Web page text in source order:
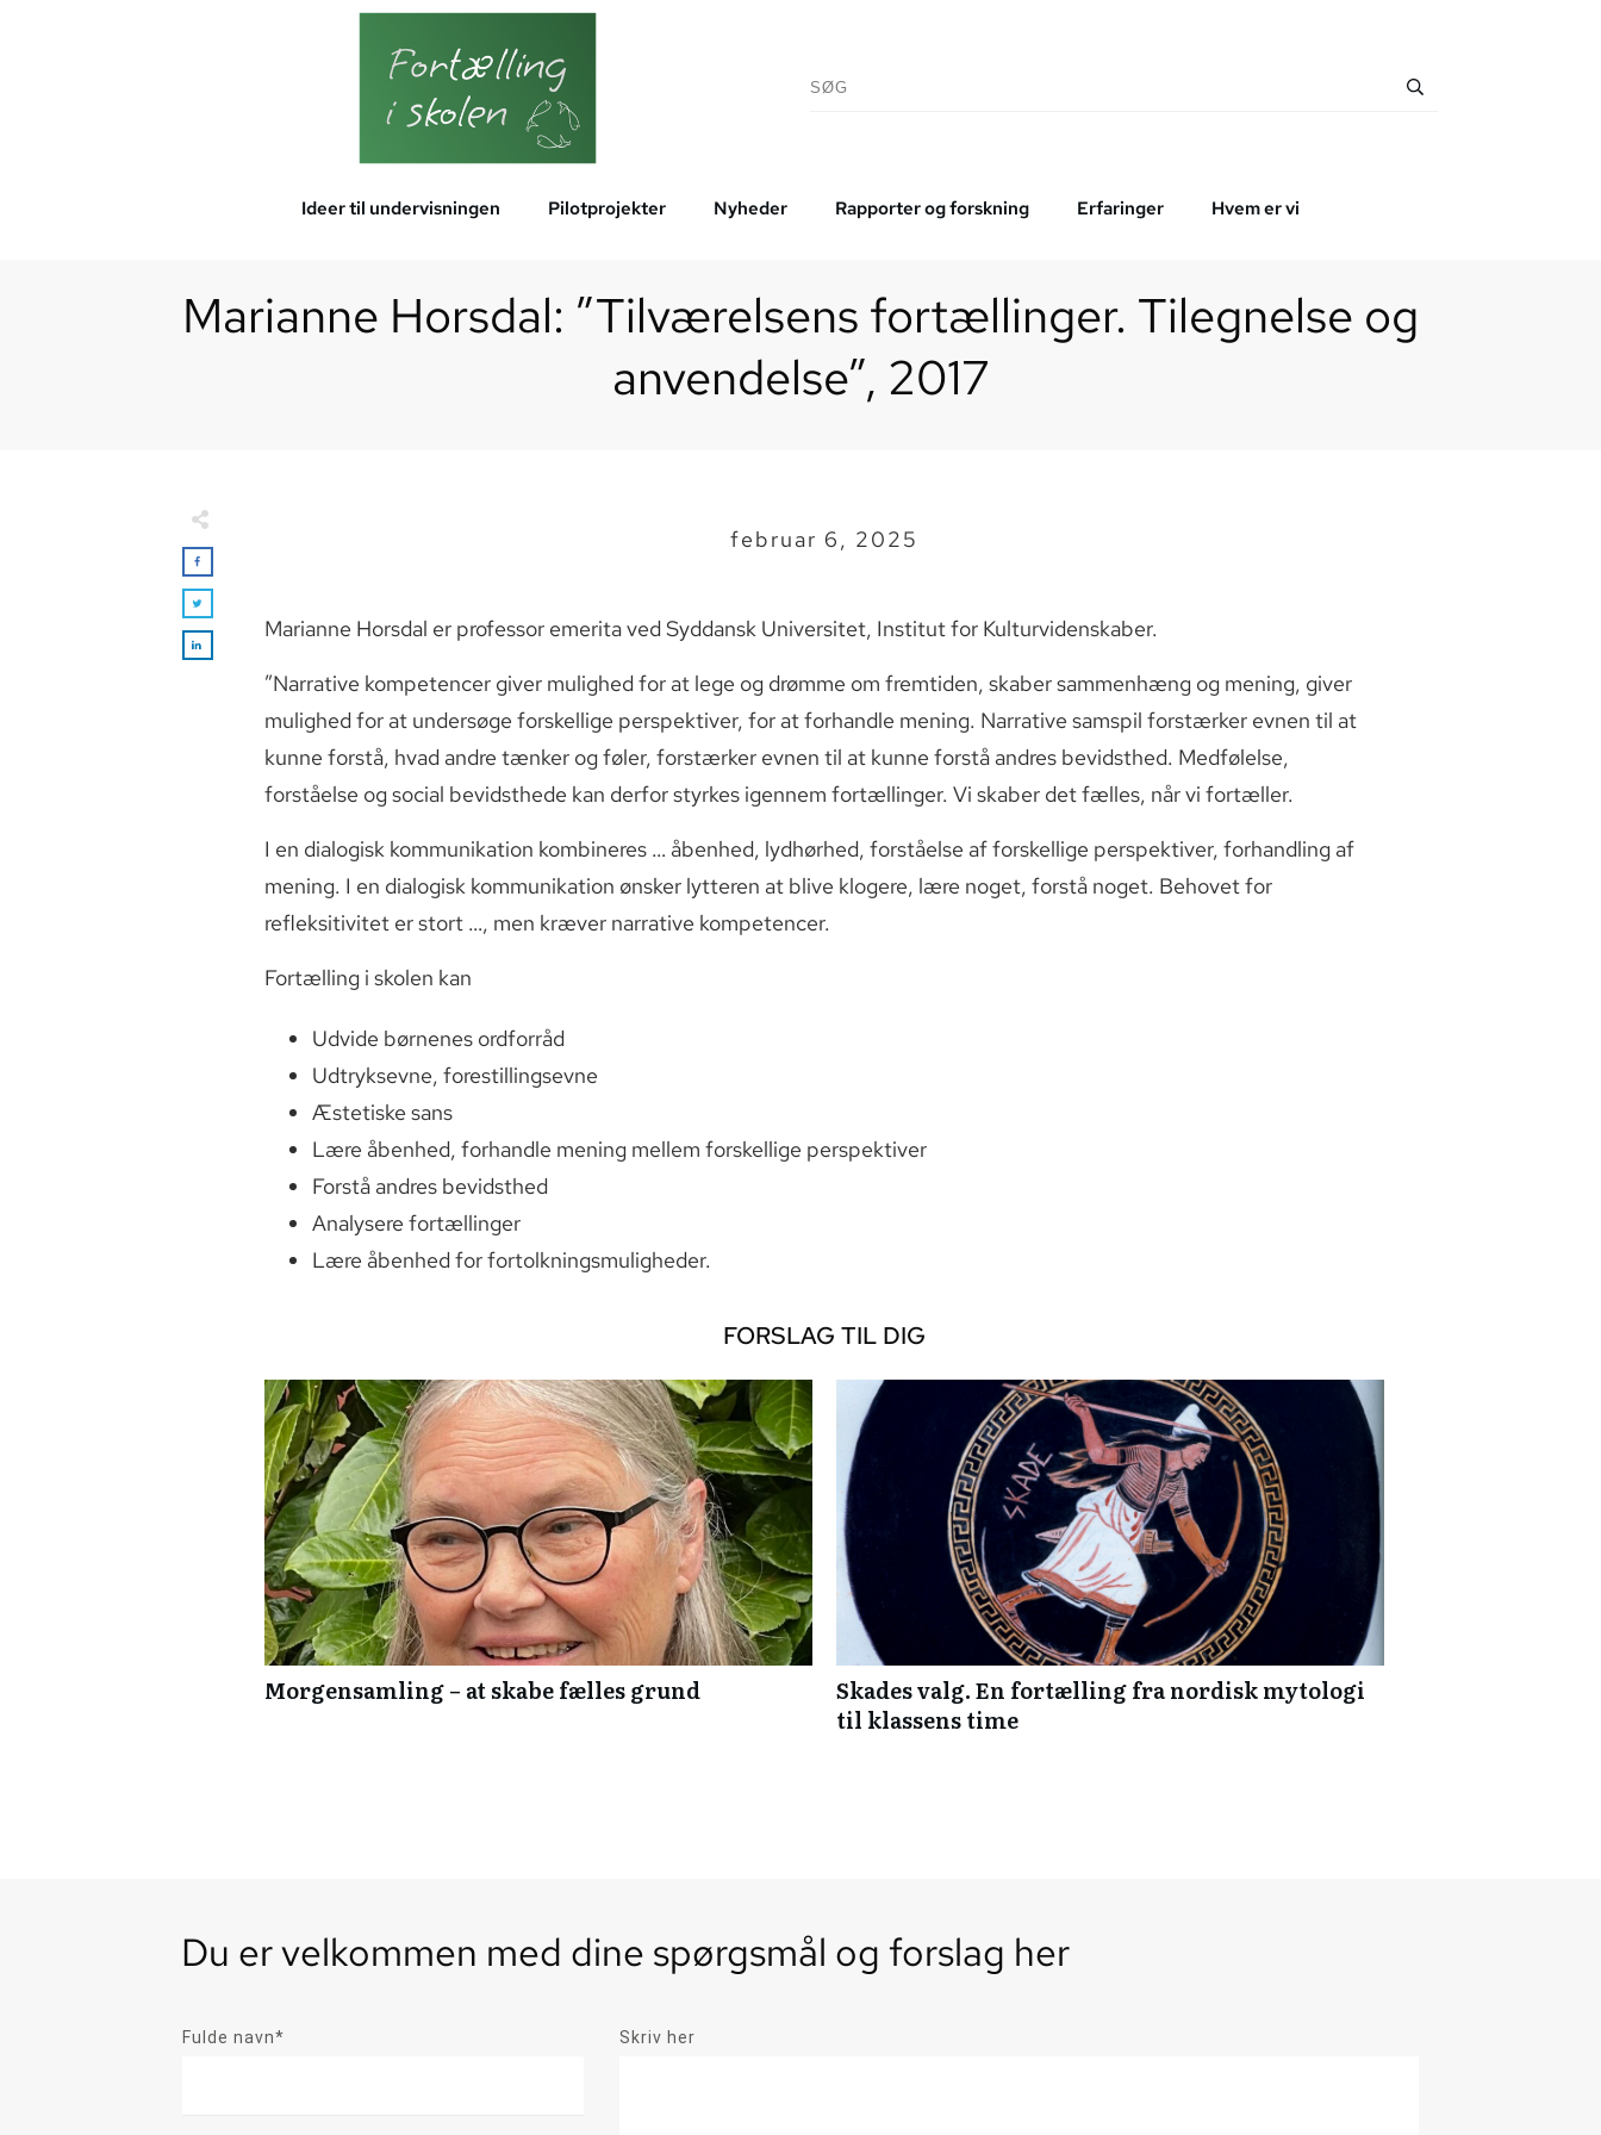
Ideer til undervisningen Pilotprojekter Nyheder Rapporter og forskning Erfaringer Hvem er vi
Marianne Horsdal: ”Tilværelsens fortællinger. Tilegnelse og
anvendelse”, 2017
februar 6, 2025
Marianne Horsdal er professor emerita ved Syddansk Universitet, Institut for Kulturvidenskaber.
”Narrative kompetencer giver mulighed for at lege og drømme om fremtiden, skaber sammenhæng og mening, giver
mulighed for at undersøge forskellige perspektiver, for at forhandle mening. Narrative samspil forstærker evnen til at
kunne forstå, hvad andre tænker og føler, forstærker evnen til at kunne forstå andres bevidsthed. Medfølelse,
forståelse og social bevidsthede kan derfor styrkes igennem fortællinger. Vi skaber det fælles, når vi fortæller.
I en dialogisk kommunikation kombineres … åbenhed, lydhørhed, forståelse af forskellige perspektiver, forhandling af
mening. I en dialogisk kommunikation ønsker lytteren at blive klogere, lære noget, forstå noget. Behovet for
refleksitivitet er stort …, men kræver narrative kompetencer.
Fortælling i skolen kan
Udvide børnenes ordforråd
Udtryksevne, forestillingsevne
Æstetiske sans
Lære åbenhed, forhandle mening mellem forskellige perspektiver
Forstå andres bevidsthed
Analysere fortællinger
Lære åbenhed for fortolkningsmuligheder.
FORSLAG TIL DIG
Morgensamling – at skabe fælles grund
Skades valg. En fortælling fra nordisk mytologi
til klassens time
Du er velkommen med dine spørgsmål og forslag her
Fulde navn* Skriv her